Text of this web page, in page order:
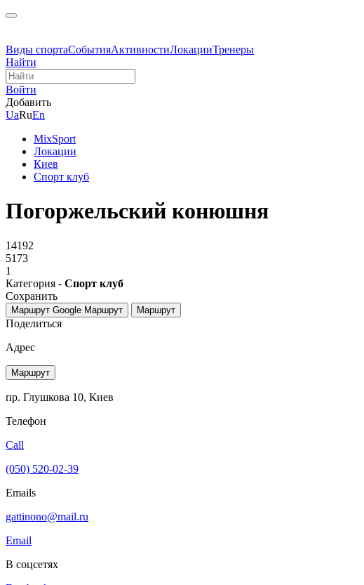
Виды спортаСобытияАктивностиЛокацииТренеры
Найти
Войти
Добавить
UaRuEn
MixSport
Локации
Киев
Спорт клуб
Погоржельский конюшня
14192
5173
1
Категория - Спорт клуб
Сохранить
Маршрут Google Маршрут Маршрут
Поделиться
Адрес
Маршрут
пр. Глушкова 10, Киев
Телефон
Call
(050) 520-02-39
Emails
gattinono@mail.ru
Email
В соцсетях